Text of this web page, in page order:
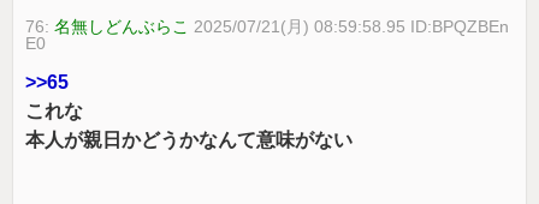
76:名無しどんぶらこ 2025/07/21(月) 08:59:58.95 ID:BPQZBEn
E0
>>65
これな
本人が親日かどうかなんて意味がない